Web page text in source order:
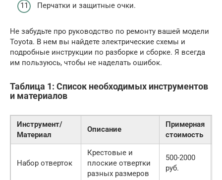
Перчатки и защитные очки.
Не забудьте про руководство по ремонту вашей модели
Toyota. В нем вы найдете электрические схемы и
подробные инструкции по разборке и сборке. Я всегда
им пользуюсь, чтобы не наделать ошибок.
Таблица 1: Список необходимых инструментов
и материалов
Инструмент/
Материал
Описание
Примерная
стоимость
Набор отверток
Крестовые и
плоские отвертки
разных размеров
500-2000
руб.